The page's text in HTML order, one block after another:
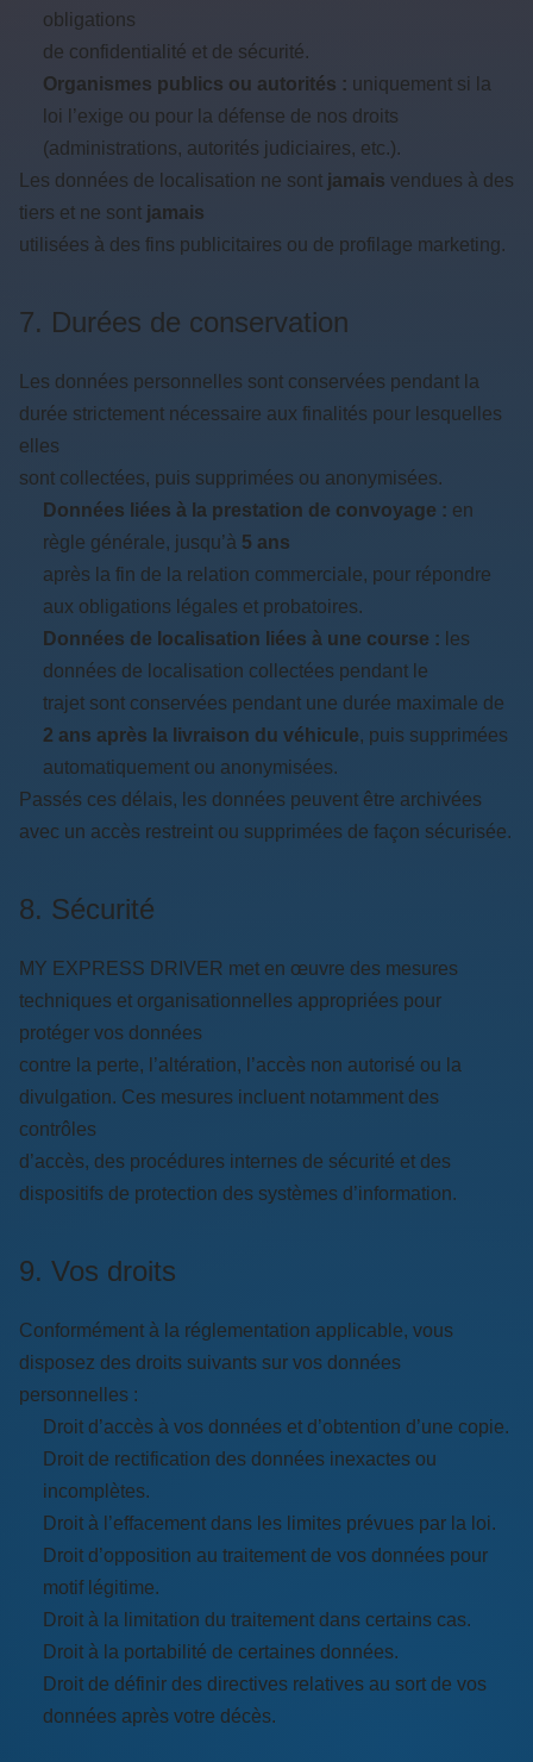
obligations
de confidentialité et de sécurité.
Organismes publics ou autorités : uniquement si la
loi l’exige ou pour la défense de nos droits
(administrations, autorités judiciaires, etc.).
Les données de localisation ne sont jamais vendues à des
tiers et ne sont jamais
utilisées à des fins publicitaires ou de profilage marketing.
7. Durées de conservation
Les données personnelles sont conservées pendant la
durée strictement nécessaire aux finalités pour lesquelles
elles
sont collectées, puis supprimées ou anonymisées.
Données liées à la prestation de convoyage : en
règle générale, jusqu’à 5 ans
après la fin de la relation commerciale, pour répondre
aux obligations légales et probatoires.
Données de localisation liées à une course : les
données de localisation collectées pendant le
trajet sont conservées pendant une durée maximale de
2 ans après la livraison du véhicule, puis supprimées
automatiquement ou anonymisées.
Passés ces délais, les données peuvent être archivées
avec un accès restreint ou supprimées de façon sécurisée.
8. Sécurité
MY EXPRESS DRIVER met en œuvre des mesures
techniques et organisationnelles appropriées pour
protéger vos données
contre la perte, l’altération, l’accès non autorisé ou la
divulgation. Ces mesures incluent notamment des
contrôles
d’accès, des procédures internes de sécurité et des
dispositifs de protection des systèmes d’information.
9. Vos droits
Conformément à la réglementation applicable, vous
disposez des droits suivants sur vos données
personnelles :
Droit d’accès à vos données et d’obtention d’une copie.
Droit de rectification des données inexactes ou
incomplètes.
Droit à l’effacement dans les limites prévues par la loi.
Droit d’opposition au traitement de vos données pour
motif légitime.
Droit à la limitation du traitement dans certains cas.
Droit à la portabilité de certaines données.
Droit de définir des directives relatives au sort de vos
données après votre décès.